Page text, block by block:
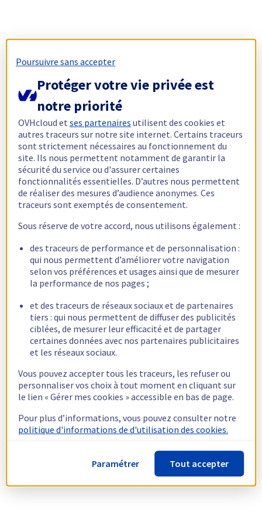
Poursuivre sans accepter
Protéger votre vie privée est
notre priorité
OVHcloud etses partenaires utilisent des cookies et
autres traceurs sur notre site internet. Certains traceurs
sont strictement nécessaires au fonctionnement du
site. Ils nous permettent notamment de garantir la
sécurité du service ou d'assurer certaines
fonctionnalités essentielles. D’autres nous permettent
de réaliser des mesures d’audience anonymes. Ces
traceurs sont exemptés de consentement.
Sous réserve de votre accord, nous utilisons également :
des traceurs de performance et de personnalisation :
qui nous permettent d’améliorer votre navigation
selon vos préférences et usages ainsi que de mesurer
la performance de nos pages ;
et des traceurs de réseaux sociaux et de partenaires
tiers : qui nous permettent de diffuser des publicités
ciblées, de mesurer leur efficacité et de partager
certaines données avec nos partenaires publicitaires
et les réseaux sociaux.
Vous pouvez accepter tous les traceurs, les refuser ou
personnaliser vos choix à tout moment en cliquant sur
le lien « Gérer mes cookies » accessible en bas de page.
Pour plus d’informations, vous pouvez consulter notre
politique d'informations de d'utilisation des cookies.
Paramétrer Tout accepter